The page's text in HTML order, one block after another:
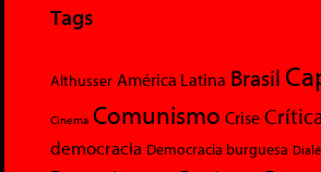
Tags
Althusser América Latina Brasil
Cinema Comunismo Crise
democracia Democracia burguesa